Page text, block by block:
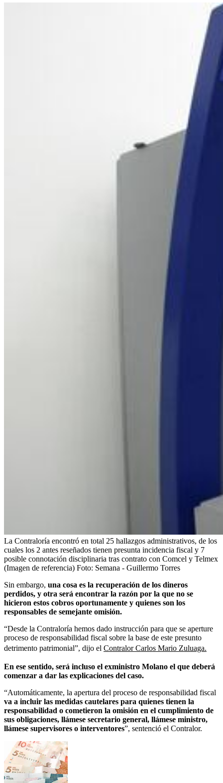
La Contraloría encontró en total 25 hallazgos administrativos, de los
cuales los 2 antes reseñados tienen presunta incidencia fiscal y 7
posible connotación disciplinaria tras contrato con Comcel y Telmex
(Imagen de referencia) Foto: Semana - Guillermo Torres
Sin embargo, una cosa es la recuperación de los dineros
perdidos, y otra será encontrar la razón por la que no se
hicieron estos cobros oportunamente y quienes son los
responsables de semejante omisión.
“Desde la Contraloría hemos dado instrucción para que se aperture
proceso de responsabilidad fiscal sobre la base de este presunto
detrimento patrimonial”, dijo el Contralor Carlos Mario Zuluaga.
En ese sentido, será incluso el exministro Molano el que deberá
comenzar a dar las explicaciones del caso.
“Automáticamente, la apertura del proceso de responsabilidad fiscal
va a incluir las medidas cautelares para quienes tienen la
responsabilidad o cometieron la omisión en el cumplimiento de
sus obligaciones, llámese secretario general, llámese ministro,
llámese supervisores o interventores”, sentenció el Contralor.